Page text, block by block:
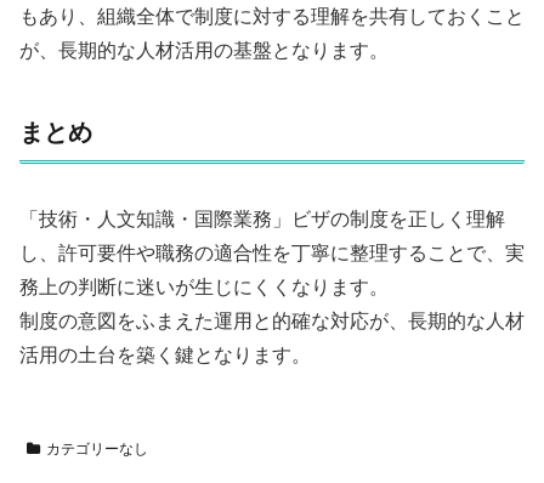
もあり、組織全体で制度に対する理解を共有しておくこと
が、長期的な人材活用の基盤となります。
まとめ
「技術・人文知識・国際業務」ビザの制度を正しく理解
し、許可要件や職務の適合性を丁寧に整理することで、実
務上の判断に迷いが生じにくくなります。
制度の意図をふまえた運用と的確な対応が、長期的な人材
活用の土台を築く鍵となります。
カテゴリーなし